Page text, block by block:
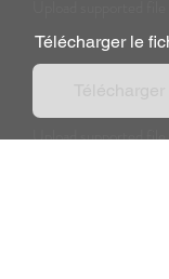
Télécharger le
Upload supported